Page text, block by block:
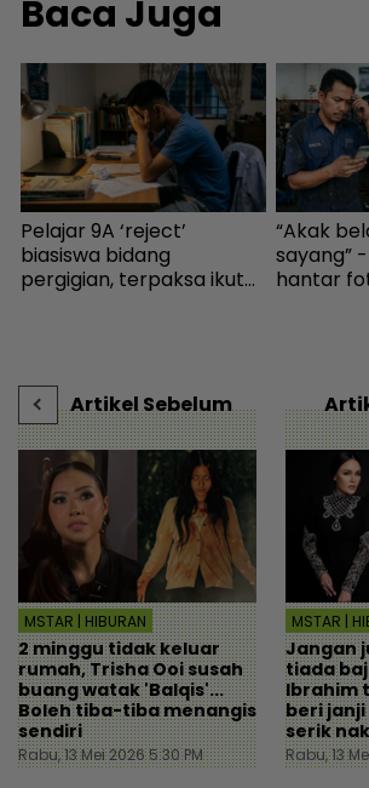
Baca Juga
Pelajar 9A ‘reject’
biasiswa bidang
pergigian, terpaksa ikut
“Akak
sayang”
hantar
Artikel Sebelum
MSTAR | HIBURAN
2 minggu tidak keluar
rumah, Trisha Ooi susah
buang watak 'Balqis'...
Boleh tiba-tiba menangis
sendiri
Rabu, 13 Mei 2026 5:30 PM
MSTAR |
Jangan
tiada
Ibrahim
beri janji
serik
Rabu, 13